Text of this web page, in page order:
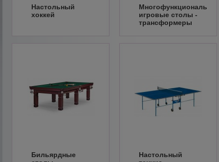
Настольный
хоккей
игровые столы -
трансформеры
Бильярдные
Настольный